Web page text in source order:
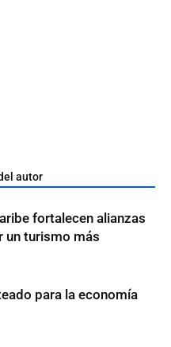
autor
fortalecen alianzas
un turismo más
para la economía